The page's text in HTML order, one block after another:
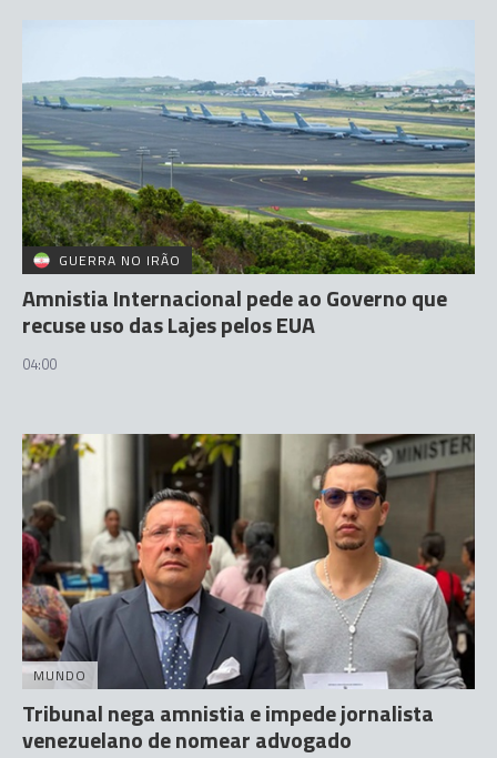
GUERRA NO IRÃO
Amnistia Internacional pede ao Governo que
recuse uso das Lajes pelos EUA
04:00
MUNDO
Tribunal nega amnistia e impede jornalista
venezuelano de nomear advogado